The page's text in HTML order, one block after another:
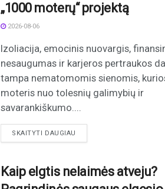
„1000 moterų“ projektą
2026-08-06
Izoliacija, emocinis nuovargis,
nesaugumas ir karjeros pertraukos
tampa nematomomis sienomis,
moteris nuo tolesnių galimybių ir
savarankiškumo....
SKAITYTI DAUGIAU
Kaip elgtis nelaimės atveju?